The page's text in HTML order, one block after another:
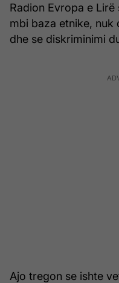
Radion Evropa e
mbi baza etnike, nuk
dhe se diskriminimi
Ajo tregon se ishte